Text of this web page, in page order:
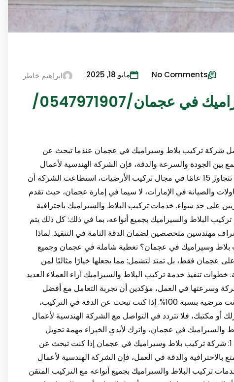
ابراهيم خاطر
مايو 18, 2025 No Comments
شركة تركيب بلاط وسيراميك في عجمان/0547971907/
شركة تركيب بلاط وسيراميك في عجمان عندما تبحث عن
الجودة والسرعة والدقة، فإن الشركة الهندسية لأعمال
الصيانة العامة تعتبر الخيار المثالي لك. بخبرة تتجاوز 15 عامًا في مجال تركيب الأرضيات، استطاعت الشركة أن
والصيانة في الإمارات، لا سيما في إمارة عجمان، حيث تقدم
على حد سواء. خدمات تركيب البلاط والسيراميك باحترافية
البلاط والسيراميك بجميع أنواعه، بما في ذلك: كل ذلك يتم
مهندسين متخصصين لضمان الدقة التامة في التنفيذ. لماذا
بلاط وسيراميك في عجمان؟ تغطية شاملة في عجمان وجميع
عجمان فقط، بل تمتد لتشمل: مما يجعلها خيارًا مثاليًا لمن
تنفيذ خدمة تركيب البلاط والسيراميك آراء العملاء العديد
وسرعتها في العمل، مؤكدين أن تجربة التعامل مع أفضل
شركة تركيب بلاط وسيراميك في عجمان كانت مرضية بنسبة 100%. إذا كنت تبحث عن الدقة في التركيب،
أو مكتبك، فلا تتردد في التواصل مع الشركة الهندسية لأعمال
والسيراميك في عجمان، واترك لأيدي الخبراء مهمة تحويل
مساحتك إلى لوحة فنية تعكس ذوقك الرفيع. 1: شركة تركيب بلاط وسيراميك في عجمان إذا كنت تبحث عن
والدقة في العمل، فإن الشركة الهندسية لأعمال
تركيب البلاط والسيراميك بجميع أنواعه مع التركيب المتقن